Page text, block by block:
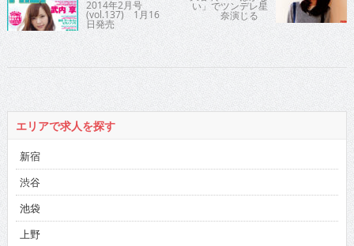
2014年2月号
(vol.137) 1月16
日発売
い」でツンデレ星
奈演じる
エリアで求人を探す
新宿
渋谷
池袋
上野